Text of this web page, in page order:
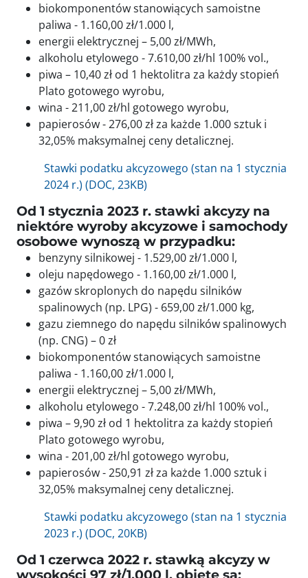
biokomponentów stanowiących samoistne
paliwa - 1.160,00 zł/1.000 l,
energii elektrycznej – 5,00 zł/MWh,
alkoholu etylowego - 7.610,00 zł/hl 100% vol.,
piwa – 10,40 zł od 1 hektolitra za każdy stopień
Plato gotowego wyrobu,
wina - 211,00 zł/hl gotowego wyrobu,
papierosów - 276,00 zł za każde 1.000 sztuk i
32,05% maksymalnej ceny detalicznej.
Stawki podatku akcyzowego (stan na 1 stycznia
2024 r.) (DOC, 23KB)
Od 1 stycznia 2023 r. stawki akcyzy na
niektóre wyroby akcyzowe i samochody
osobowe wynoszą w przypadku:
benzyny silnikowej - 1.529,00 zł/1.000 l,
oleju napędowego - 1.160,00 zł/1.000 l,
gazów skroplonych do napędu silników
spalinowych (np. LPG) - 659,00 zł/1.000 kg,
gazu ziemnego do napędu silników spalinowych
(np. CNG) – 0 zł
biokomponentów stanowiących samoistne
paliwa - 1.160,00 zł/1.000 l,
energii elektrycznej – 5,00 zł/MWh,
alkoholu etylowego - 7.248,00 zł/hl 100% vol.,
piwa – 9,90 zł od 1 hektolitra za każdy stopień
Plato gotowego wyrobu,
wina - 201,00 zł/hl gotowego wyrobu,
papierosów - 250,91 zł za każde 1.000 sztuk i
32,05% maksymalnej ceny detalicznej.
Stawki podatku akcyzowego (stan na 1 stycznia
2023 r.) (DOC, 20KB)
Od 1 czerwca 2022 r. stawką akcyzy w